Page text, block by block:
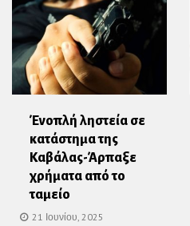
Ένοπλή ληστεία σε
κατάστημα της
Καβάλας-Άρπαξε
χρήματα από το
ταμείο
21 Ιουνίου, 2025